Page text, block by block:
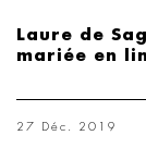
Laure de
mariée en
27 Déc. 2019